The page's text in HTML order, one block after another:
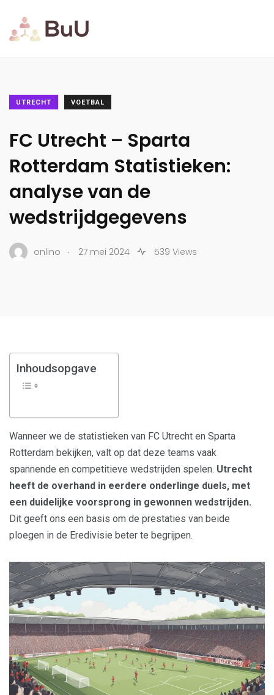
UTRECHT VOETBAL
FC Utrecht – Sparta
Rotterdam Statistieken:
analyse van de
wedstrijdgegevens
onlino . 27 mei 2024 539 Views
Inhoudsopgave
Wanneer we de statistieken van FC Utrecht en Sparta
Rotterdam bekijken, valt op dat deze teams vaak
spannende en competitieve wedstrijden spelen. Utrecht
heeft de overhand in eerdere onderlinge duels, met
een duidelijke voorsprong in gewonnen wedstrijden.
Dit geeft ons een basis om de prestaties van beide
ploegen in de Eredivisie beter te begrijpen.